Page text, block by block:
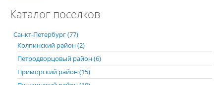
Каталог поселков
Санкт-Петербург (77)
Колпинский район (2)
Петродворцовый район (6)
Приморский район (15)